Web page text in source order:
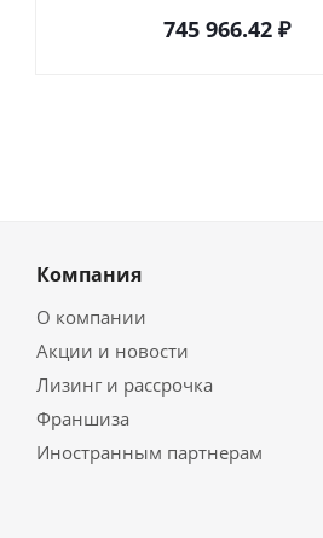
745 966.42₽
Компания
О компании
Акции и новости
Лизинг и рассрочка
Франшиза
Иностранным партнерам